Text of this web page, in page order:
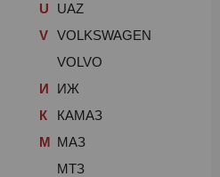
U
UAZ
V
VOLKSWAGEN
VOLVO
И
ИЖ
К
КАМАЗ
М МАЗ
МТЗ